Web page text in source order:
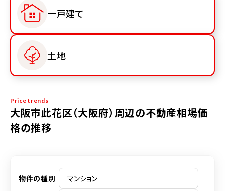
一戸建て
土地
Price trends
大阪市此花区（大阪府）周辺の不動産相場価
格の推移
物件の種別